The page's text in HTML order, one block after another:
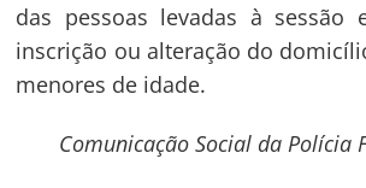
das pessoas levadas à sessão
inscrição ou alteração do
menores de idade.
Comunicação Social da Polícia